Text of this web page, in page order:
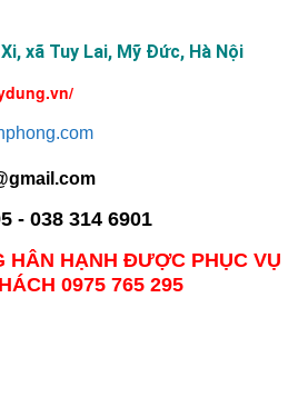
xã Tuy Lai, Mỹ Đức, Hà Nội
- 038 314 6901
HÂN HẠNH ĐƯỢC PHỤC VỤ
0975 765 295